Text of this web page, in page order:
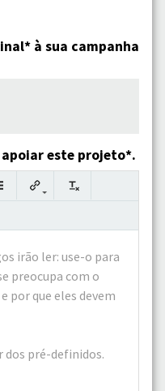
à sua campanha
apoiar este projeto*.